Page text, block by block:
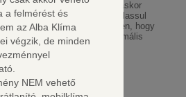
a klímaberendezés indításkor
hűt, majd automatikusan lelassul
működik, annak érdekében, hogy
szinten tartsa, minimális
a felmérést és
az Alba Klíma
végzik, de minden
NEM vehető